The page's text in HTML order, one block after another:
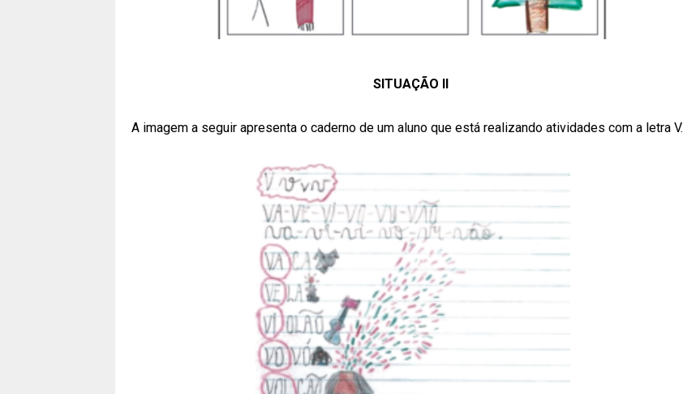
SITUAÇÃO II
A imagem a seguir apresenta o caderno de um aluno que está realizando atividades com a letra V.